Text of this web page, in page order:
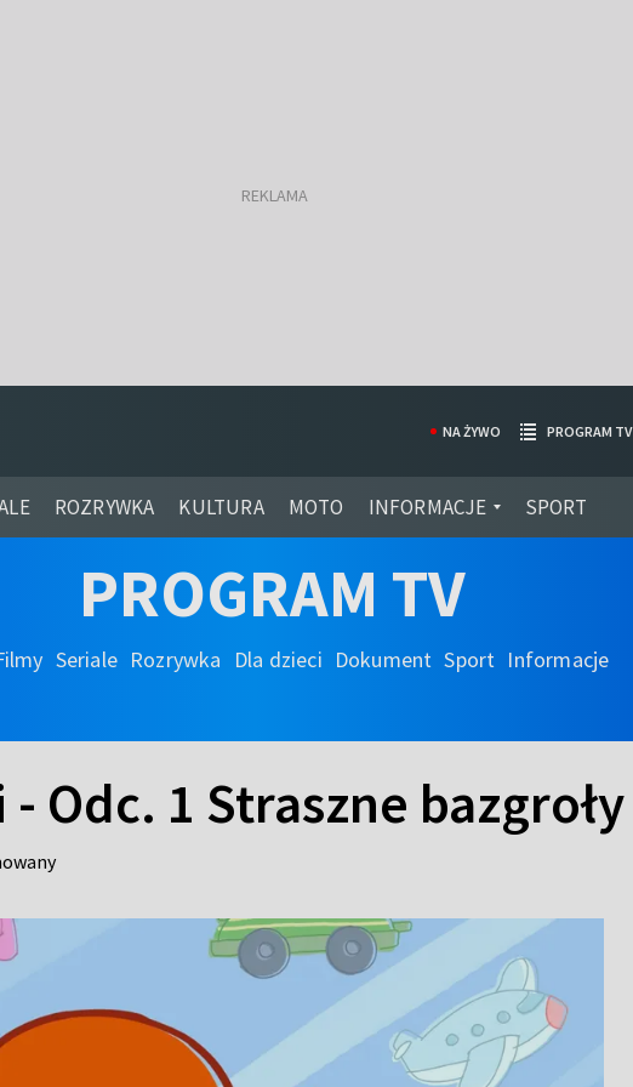
ROZRYWKA KULTURA MOTO INFORMACJE SPORT
NA ŻYWO PROGRAM TV
PROGRAM TV
Seriale Rozrywka Dla dzieci Dokument Sport Informacje
Odc. 1 Straszne bazgroły